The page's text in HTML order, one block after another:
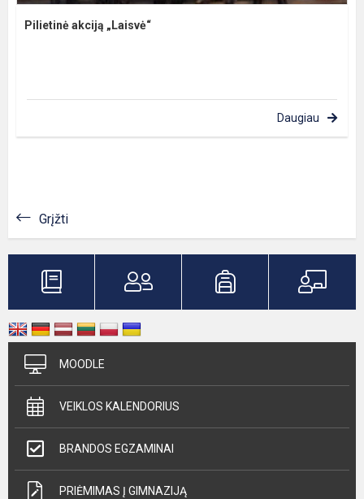
Pilietinė akciją „Laisvė“
Daugiau
Grįžti
MOODLE
VEIKLOS KALENDORIUS
BRANDOS EGZAMINAI
PRIĖMIMAS Į GIMNAZIJĄ